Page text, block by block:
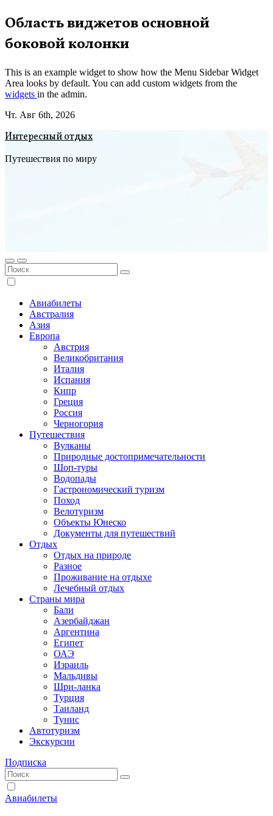
Перейти
к
содержимому
Область виджетов основной
боковой колонки
This is an example widget to show how the Menu Sidebar Widget
Area looks by default. You can add custom widgets from the
widgets in the admin.
Чт. Авг 6th, 2026
Интересный отдых
Путешествия по миру
Авиабилеты
Австралия
Азия
Европа
Австрия
Великобритания
Италия
Испания
Кипр
Греция
Россия
Черногория
Путешествия
Вулканы
Природные достопримечательности
Шоп-туры
Водопады
Гастрономический туризм
Поход
Велотуризм
Объекты Юнеско
Документы для путешествий
Отдых
Отдых на природе
Разное
Проживание на отдыхе
Лечебный отдых
Страны мира
Бали
Азербайджан
Аргентина
Египет
ОАЭ
Израиль
Мальдивы
Шри-ланка
Турция
Таиланд
Тунис
Автотуризм
Экскурсии
Подписка
Авиабилеты